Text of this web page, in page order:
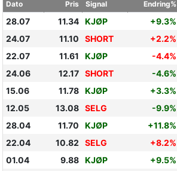
Dato Pris Signal Endring%
28.07 11.34 KJØP +9.3%
24.07
11.10 SHORT +2.2%
22.07
11.61 KJØP -4.4%
24.06
12.17 SHORT -4.6%
15.06
11.78 KJØP +3.3%
12.05
13.08 SELG -9.9%
28.04
11.70 KJØP +11.8%
22.04
10.82 SELG +8.2%
01.04
9.88 KJØP +9.5%